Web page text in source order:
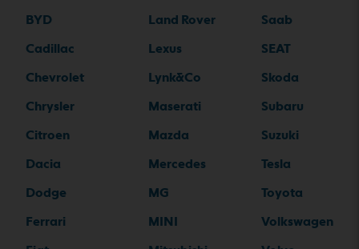
BYD
Cadillac
Chevrolet
Chrysler
Citroen
Dacia
Dodge
Ferrari
Land Rover
Lexus
Lynk&Co
Maserati
Mazda
Mercedes
MG
MINI
Saab
SEAT
Skoda
Subaru
Suzuki
Tesla
Toyota
Volkswagen